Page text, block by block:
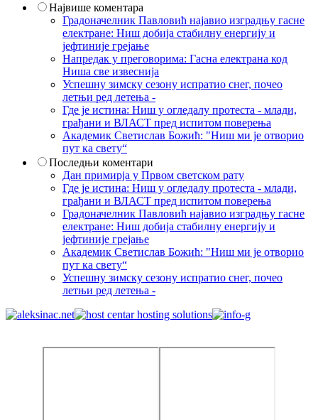
Највише коментара
Градоначелник Павловић најавио изградњу гасне
електране: Ниш добија стабилну енергију и
јефтиније грејање
Напредак у преговорима: Гасна електрана код
Ниша све извеснија
Успешну зимску сезону испратио снег, почео
летњи ред летења -
Где је истина: Ниш у огледалу протеста - млади,
грађани и ВЛАСТ пред испитом поверења
Академик Светислав Божић: "Ниш ми је отворио
пут ка свету“
Последњи коментари
Дан примирја у Првом светском рату
Где је истина: Ниш у огледалу протеста - млади,
грађани и ВЛАСТ пред испитом поверења
Градоначелник Павловић најавио изградњу гасне
електране: Ниш добија стабилну енергију и
јефтиније грејање
Академик Светислав Божић: "Ниш ми је отворио
пут ка свету“
Успешну зимску сезону испратио снег, почео
летњи ред летења -